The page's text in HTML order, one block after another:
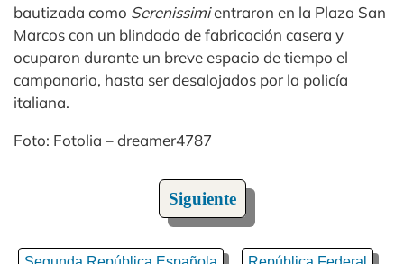
bautizada como Serenissimientraron en la Plaza San
Marcos con un blindado de fabricación casera y
ocuparon durante un breve espacio de tiempo el
campanario, hasta ser desalojados por la policía
italiana.
Foto: Fotolia – dreamer4787
Siguiente